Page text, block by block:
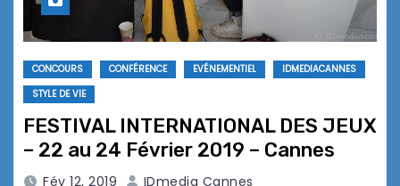
CONCOURS CONFÉRENCE EVÉNEMENTIEL
IDMEDIACANNES
STYLE DE VIE
FESTIVAL INTERNATIONAL DES JEUX
– 22 au 24 Février 2019 – Cannes
Fév 12, 2019 IDmedia Cannes